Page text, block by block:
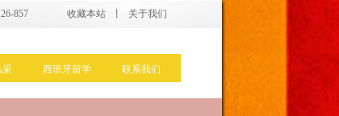
收藏本站 关于我们
857
采 西班牙留学 联系我们